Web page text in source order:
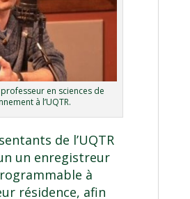
en sciences de
à l’UQTR.
de l’UQTR
un enregistreur
à
résidence, afin